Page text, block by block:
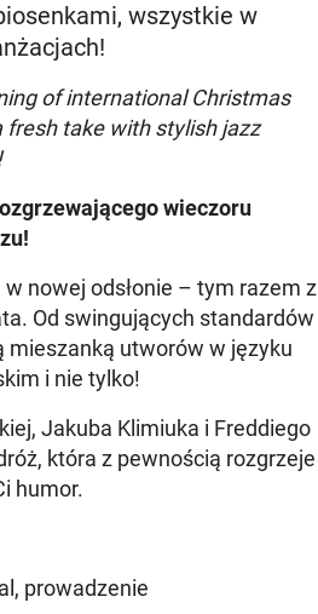
wszystkie w
of international Christmas
fresh take with stylish jazz
wieczoru
nowej odsłonie – tym razem z
Od swingujących standardów
mieszanką utworów w języku
i nie tylko!
Jakuba Klimiuka i Freddiego
która z pewnością rozgrzeje
humor.
prowadzenie